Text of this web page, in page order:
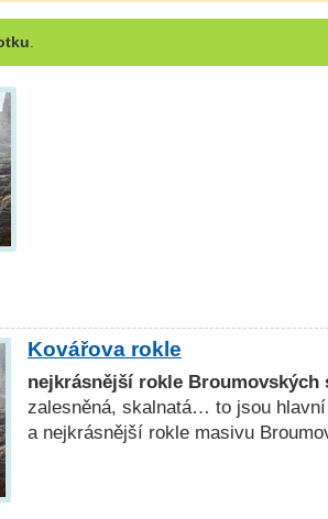
Kovářova rokle
nejkrásnější rokle Broumovských
zalesněná, skalnatá… to jsou
a nejkrásnější rokle masivu